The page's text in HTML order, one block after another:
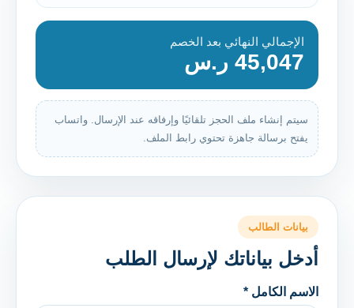
الإجمالي النهائي بعد الخصم
45,047 ر.س
سيتم إنشاء ملف الحجز تلقائيًا وإرفاقه عند الإرسال. واتساب
يفتح برسالة جاهزة تحتوي رابط الملف.
بيانات الطالب
أدخل بياناتك لإرسال الطلب
الاسم الكامل *